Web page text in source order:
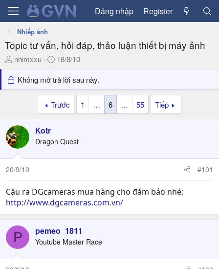
Đăng nhập Register
Nhiếp ảnh
Topic tư vấn, hỏi đáp, thảo luận thiết bị máy ảnh
T
r
e
t
a
r
e
r
nhimxxu
N
à
y
ử
18/8/10
Không mở trả lời sau này.
Trước 1 … 6 … 55 Tiếp
Kotr
Dragon Quest
20/9/10 #101
Cậu ra DGcameras mua hàng cho đảm bảo nhé:
http://www.dgcameras.com.vn/
P pemeo_1811
Youtube Master Race